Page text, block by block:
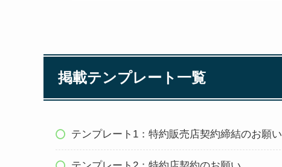
掲載テンプレート一覧
テンプレート1：特約販売店契約締結のお願い